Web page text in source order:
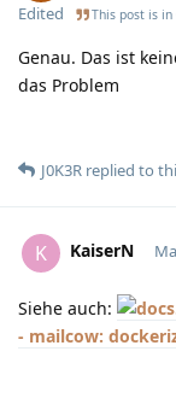
Edited
This post is in
Genau. Das ist
das Problem
J0K3R replied to
K KaiserN
Siehe auch:
- mailcow: